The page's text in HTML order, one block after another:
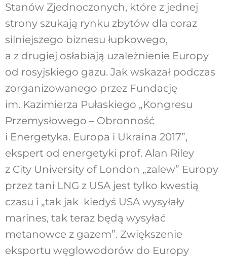
Stanów Zjednoczonych, które z jednej
strony szukają rynku zbytów dla coraz
silniejszego biznesu łupkowego,
a z drugiej osłabiają uzależnienie Europy
od rosyjskiego gazu. Jak wskazał podczas
zorganizowanego przez Fundację
im. Kazimierza Pułaskiego „Kongresu
Przemysłowego – Obronność
i Energetyka. Europa i Ukraina 2017”,
ekspert od energetyki prof. Alan Riley
z City University of London „zalew” Europy
przez tani LNG z USA jest tylko kwestią
czasu i „tak jak kiedyś USA wysyłały
marines, tak teraz będą wysyłać
metanowce z gazem”. Zwiększenie
eksportu węglowodorów do Europy